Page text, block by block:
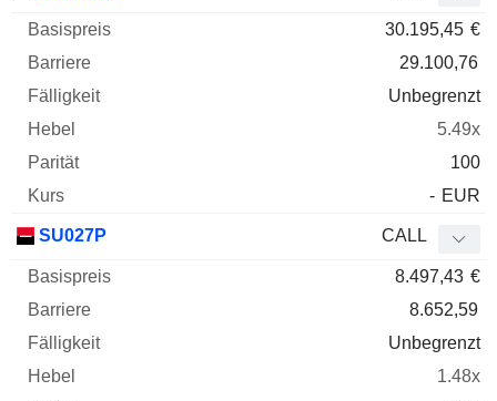
30.195,45 €
29.100,76
Unbegrenzt
5.49x
100
- EUR
SU027P CALL
8.497,43 €
8.652,59
Unbegrenzt
1.48x